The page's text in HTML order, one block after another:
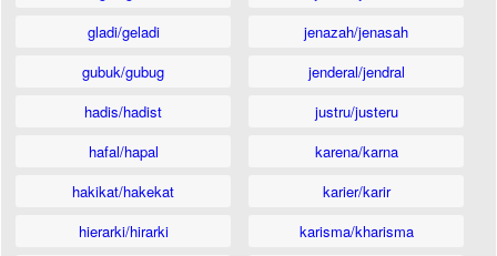
gladi/geladi
gubuk/gubug
hadis/hadist
hafal/hapal
hakikat/hakekat
hierarki/hirarki
jenazah/jenasah
jenderal/jendral
justru/justeru
karena/karna
karier/karir
karisma/kharisma